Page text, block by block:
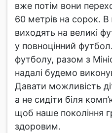
вже потім вони
60 метрів на сорок.
виходять на великі
у повноцінний
футболу, разом з
надалі будемо
Давати можливість
а не сидіти біля
щоб наше покоління
здоровим.